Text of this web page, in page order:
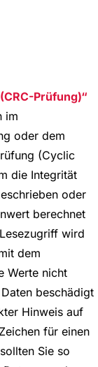
Prüfung)
im
oder dem
(Cyclic
die Integrität
oder
berechnet
wird
dem
Werte nicht
beschädigt
Hinweis auf
für einen
Sie so